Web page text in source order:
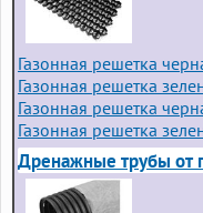
Газонная решетка
Газонная решетка
Газонная решетка
Газонная решетка
Дренажные трубы от